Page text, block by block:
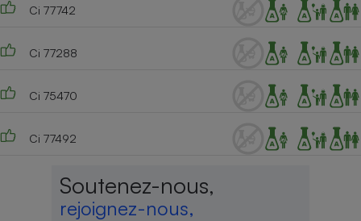
Ci 77742
Ci 77288
Ci 75470
Ci 77492
Soutenez-nous,
rejoignez-nous,